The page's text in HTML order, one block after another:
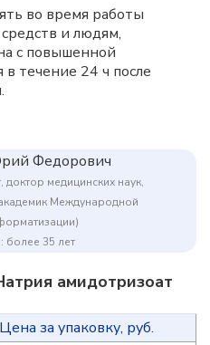
во время работы
и людям,
с повышенной
течение 24 ч после
Федорович
медицинских наук,
Международной
более 35 лет
амидотризоат
Цена за упаковку, руб.